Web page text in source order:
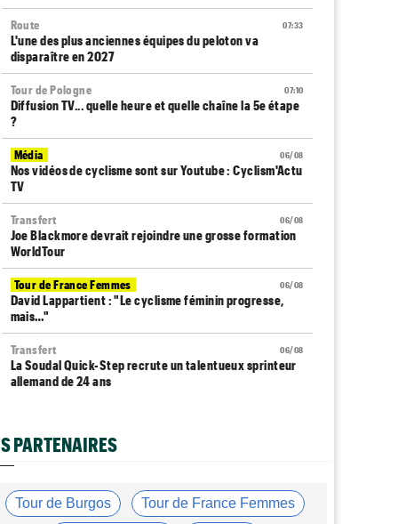
07:33
Route
L'une des plus anciennes équipes du peloton va
disparaître en 2027
07:10
Tour de Pologne
Diffusion TV... quelle heure et quelle chaîne la 5e étape
?
06/08
Média
Nos vidéos de cyclisme sont sur Youtube : Cyclism'Actu
TV
06/08
Transfert
Joe Blackmore devrait rejoindre une grosse formation
WorldTour
06/08
Tour de France Femmes
David Lappartient : "Le cyclisme féminin progresse,
mais…"
06/08
Transfert
La Soudal Quick-Step recrute un talentueux sprinteur
allemand de 24 ans
intéresse, c'est ici !
Le Mercato vélo est ouvert... voici toutes les dernières
infos
PARTENAIRES
Tour de Burgos Tour de France Femmes